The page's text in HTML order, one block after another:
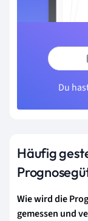
Du
Häufig
Wie wird die
gemessen und